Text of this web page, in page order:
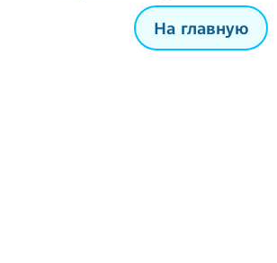
На главную